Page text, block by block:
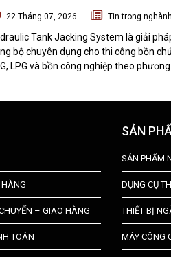
KHÍ - HYDRAULIC TANK JACKING
22 Tháng 07, 2026 Tin trong nghành
Tank Jacking System là giải
bộ chuyên dụng cho thi công bồn
LPG và bồn công nghiệp theo
– GIAO HÀNG
TOÁN
SẢN
SẢN PHẨM
DỤNG CỤ
THIẾT BỊ
MÁY CÔNG